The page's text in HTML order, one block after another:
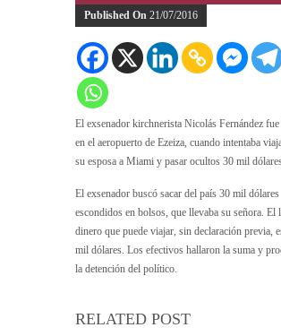
Published On 21/07/2016
El exsenador kirchnerista Nicolás Fernández fue
en el aeropuerto de Ezeiza, cuando intentaba
su esposa a Miami y pasar ocultos 30 mil
El exsenador buscó sacar del país 30 mil dólares
escondidos en bolsos, que llevaba su señora. El
dinero que puede viajar, sin declaración previa,
mil dólares. Los efectivos hallaron la suma y
la detención del político.
RELATED POST